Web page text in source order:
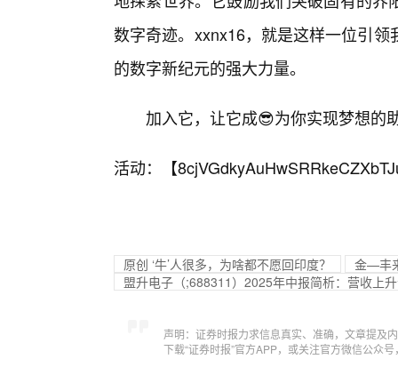
数字奇迹。xxnx16，就是这样一位引
的数字新纪元的强大力量。
加入它，让它成😎为你实现梦想的
活动：【
原创 ‘牛’人很多，为啥都不愿回印度？
金—丰
盟升电子（;688311）2025年中报简析：营收上
声明：证券时报力求信息真实、准确，文章提及
下载“证券时报”官方APP，或关注官方微信公众